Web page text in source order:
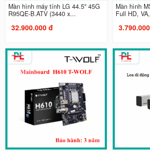
Màn hình máy tính LG 44.5" 45G
R95QE-B.ATV (3440 x...
32.900.000 đ
Màn hình
Full HD,